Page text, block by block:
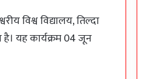
विश्व विद्यालय, तिल्दा
है। यह कार्यक्रम 04 जून